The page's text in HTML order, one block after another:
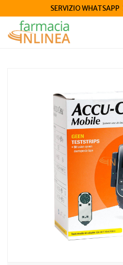
SERVIZIO